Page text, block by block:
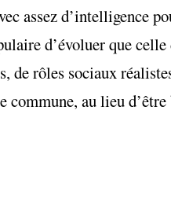
assez d’intelligence
d’évoluer que celle
de rôles sociaux
au lieu d’être